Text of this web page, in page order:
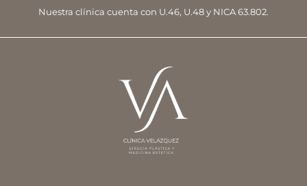
Nuestra clínica cuenta con U.46, U.48 y NICA 63.802.